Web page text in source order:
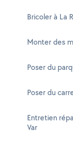
Bricoler à La
Monter des
Poser du
Poser du
Entretien
Var